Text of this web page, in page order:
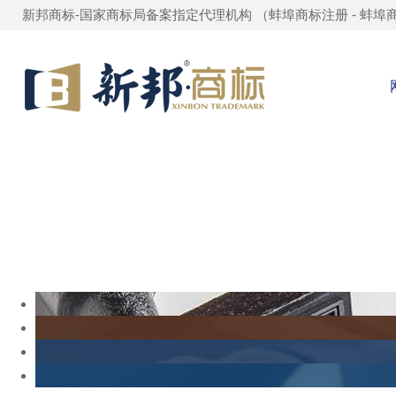
新邦商标-国家商标局备案指定代理机构 （蚌埠商标注册 - 蚌埠